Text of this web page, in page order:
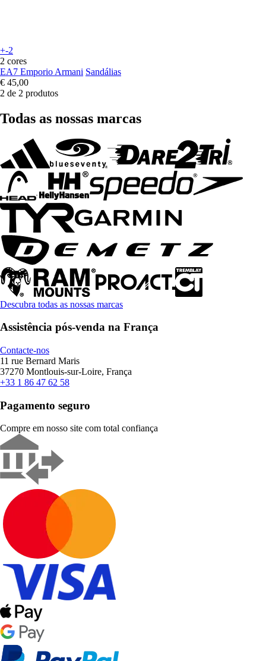
+-2
2 cores
EA7 Emporio Armani Sandálias
€ 45,00
2 de 2 produtos
Todas as nossas marcas
Descubra todas as nossas marcas
Assistência pós-venda na França
Contacte-nos
11 rue Bernard Maris
37270 Montlouis-sur-Loire, França
+33 1 86 47 62 58
Pagamento seguro
Compre em nosso site com total confiança